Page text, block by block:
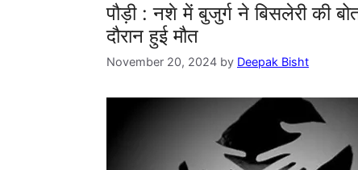
पौड़ी : नशे में बुजुर्ग ने बिसलेरी की
दौरान हुई मौत
November 20, 2024 by Deepak Bisht